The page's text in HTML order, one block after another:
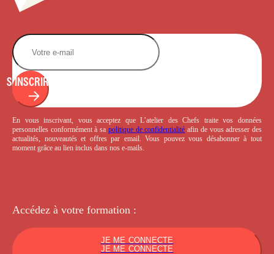
S'INSCRIRE
En vous inscrivant, vous acceptez que L’atelier des Chefs traite vos données
personnelles conformément à sa politique de confidentialité afin de vous adresser des
actualités, nouveautés et offres par email. Vous pouvez vous désabonner à tout
moment grâce au lien inclus dans nos e-mails.
Accédez à votre formation :
JE ME CONNECTE
JE ME CONNECTE